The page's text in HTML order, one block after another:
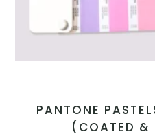
PANTONE
(COATED &